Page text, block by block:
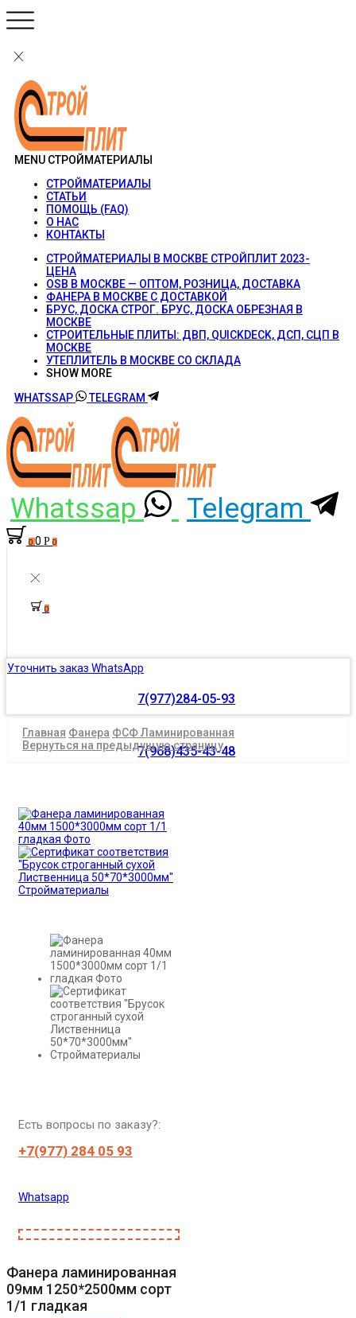
MENU СТРОЙМАТЕРИАЛЫ
СТРОЙМАТЕРИАЛЫ
СТАТЬИ
ПОМОЩЬ (FAQ)
О НАС
КОНТАКТЫ
СТРОЙМАТЕРИАЛЫ В МОСКВЕ СТРОЙПЛИТ 2023-
ЦЕНА
OSB В МОСКВЕ — ОПТОМ, РОЗНИЦА, ДОСТАВКА
ФАНЕРА В МОСКВЕ С ДОСТАВКОЙ
БРУС, ДОСКА СТРОГ. БРУС, ДОСКА ОБРЕЗНАЯ В
МОСКВЕ
СТРОИТЕЛЬНЫЕ ПЛИТЫ: ДВП, QUICKDECK, ДСП, СЦП В
МОСКВЕ
УТЕПЛИТЕЛЬ В МОСКВЕ СО СКЛАДА
SHOW MORE
WHATSSAP
TELEGRAM
Whatssap Telegram
00Р 0
0
Уточнить заказ WhatsApp
7(977)284-05-93
7(968)435-43-48
Главная Фанера ФСФ Ламинированная
Вернуться на предыдущую страницу
Есть вопросы по заказу?:
+7(977) 284 05 93
Whatsapp
Фанера ламинированная
09мм 1250*2500мм сорт
1/1 гладкая